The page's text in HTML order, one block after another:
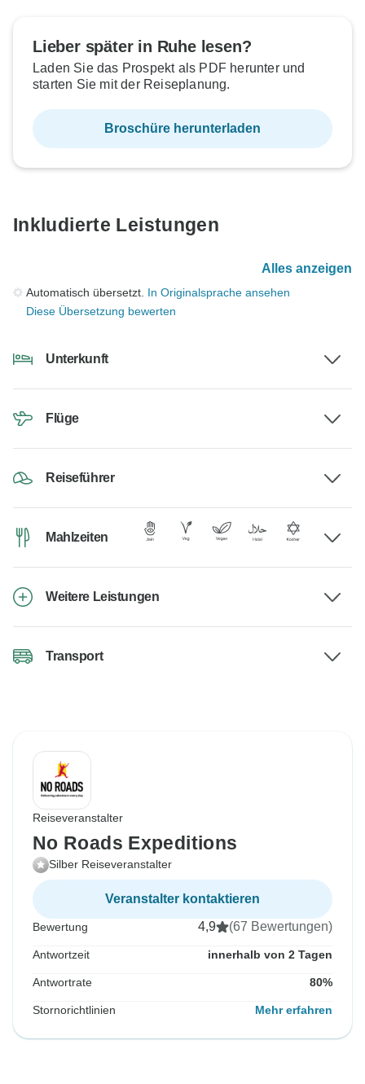
Lieber später in Ruhe lesen?
Laden Sie das Prospekt als PDF herunter und
starten Sie mit der Reiseplanung.
Broschüre herunterladen
Inkludierte Leistungen
Alles anzeigen
Automatisch übersetzt. In Originalsprache ansehen
Diese Übersetzung bewerten
Unterkunft
Flüge
Reiseführer
Mahlzeiten
Weitere Leistungen
Transport
Reiseveranstalter
No Roads Expeditions
Silber Reiseveranstalter
Veranstalter kontaktieren
Bewertung 4,9 (67 Bewertungen)
Antwortzeit innerhalb von 2 Tagen
Antwortrate 80%
Stornorichtlinien Mehr erfahren